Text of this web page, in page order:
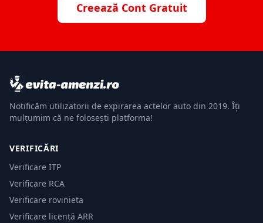
Creează Cont Gratuit
Notificăm utilizatorii de expirarea actelor auto din 2019. Îți
mulțumim că ne folosești platforma!
VERIFICĂRI
Verificare ITP
Verificare RCA
Verificare rovinieta
Verificare licență ARR